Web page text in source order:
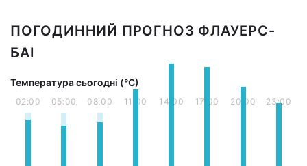
ПОГОДИННИЙ ПРОГНОЗ ФЛАУЕРС-
БАІ
Температура сьогодні (°С)
02:00 05:00 08:00 11:00 14:00 17:00 20:00 23:00